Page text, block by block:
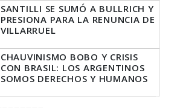
SANTILLI SE SUMÓ A BULLRICH Y
PRESIONA PARA LA RENUNCIA DE
VILLARRUEL
CHAUVINISMO BOBO Y CRISIS
CON BRASIL: LOS ARGENTINOS
SOMOS DERECHOS Y HUMANOS